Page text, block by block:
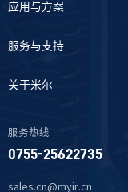
应用与方案
服务与支持
关于米尔
服务热线
0755-25622735
sales.cn@myir.cn